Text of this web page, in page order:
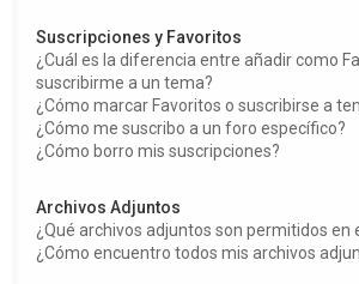
Suscripciones y Favoritos
¿Cuál es la diferencia entre añadir como
suscribirme a un tema?
¿Cómo marcar Favoritos o suscribirse a
¿Cómo me suscribo a un foro específico?
¿Cómo borro mis suscripciones?
Archivos Adjuntos
¿Qué archivos adjuntos son permitidos en
¿Cómo encuentro todos mis archivos